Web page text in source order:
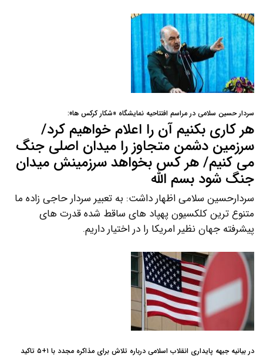
سردار حسین سلامی در مراسم افتتاحیه نمایشگاه «شکار کرکس ها»:
هر کاری بکنیم آن را اعلام خواهیم کرد/
سرزمین دشمن متجاوز را میدان اصلی جنگ
می کنیم/ هر کس بخواهد سرزمینش میدان
جنگ شود بسم الله
سردارحسین سلامی اظهار داشت: به تعبیر سردار حاجی زاده ما
متنوع ترین کلکسیون پهپاد های ساقط شده قدرت های
پیشرفته جهان نظیر امریکا را در اختیار داریم.
در بیانیه جبهه پایداری انقلاب اسلامی درباره تلاش برای مذاکره مجدد با ۱+۵ تاکید